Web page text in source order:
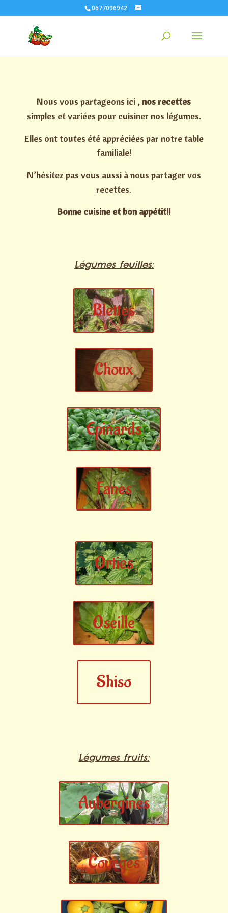
0677096942
Nous vous partageons ici ,nos recettes
simples et variées pour cuisiner nos légumes.
Elles ont toutes été appréciées par notre table
familiale!
N’hésitez pas vous aussi à nous partager vos
recettes.
Bonne cuisine et bon appétit!!
Légumes feuilles:
Blettes
Choux
Epinards
Fanes
Orties
Oseille
Shiso
Légumes fruits:
Aubergines
Courges